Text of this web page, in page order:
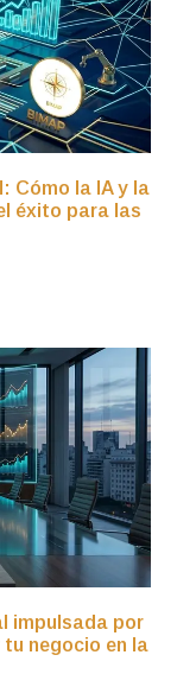
Cómo la IA y la
éxito para las
impulsada por
negocio en la